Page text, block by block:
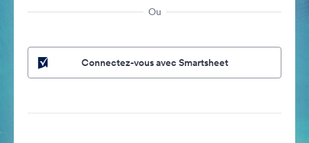
Ou
Connectez-vous avec Smartsheet